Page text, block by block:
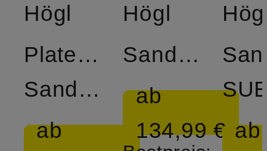
Högl
Plateau-
Sandalen
ab
Högl
Sandaletten
ab
134,99 € ab